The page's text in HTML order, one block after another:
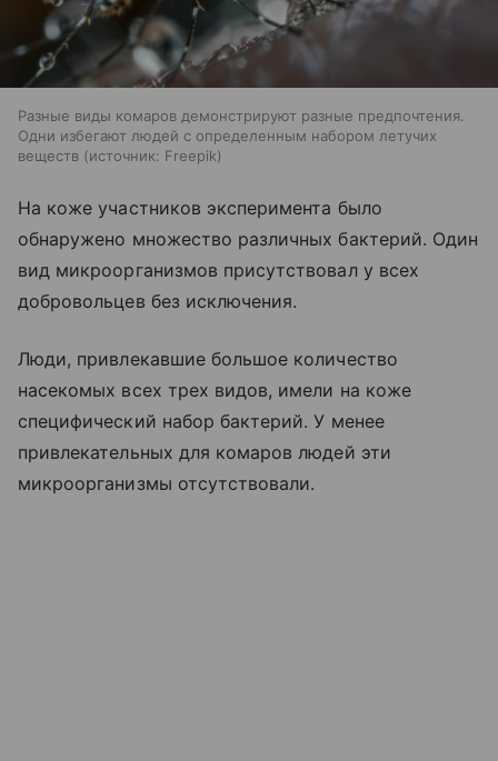
Разные виды комаров демонстрируют разные предпочтения.
Одни избегают людей с определенным набором летучих
веществ
источник: Freepik
На коже участников эксперимента было
обнаружено множество различных бактерий. Один
вид микроорганизмов присутствовал у всех
добровольцев без исключения.
Люди, привлекавшие большое количество
насекомых всех трех видов, имели на коже
специфический набор бактерий. У менее
привлекательных для комаров людей эти
микроорганизмы отсутствовали.